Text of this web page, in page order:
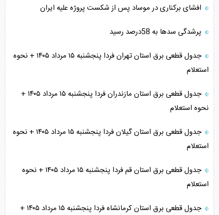
افشای برکناری در موساد پس از شکست پروژه علیه ایران
پرشدگی سدها به 58درصد رسید
جدول قطعی برق استان تهران فردا پنجشنبه ۱۵ مرداد ۱۴۰۵ + نحوه
استعلام
جدول قطعی برق استان مازندران فردا پنجشنبه ۱۵ مرداد ۱۴۰۵ +
نحوه استعلام
جدول قطعی برق استان گیلان فردا پنجشنبه ۱۵ مرداد ۱۴۰۵ + نحوه
استعلام
جدول قطعی برق استان قم فردا پنجشنبه ۱۵ مرداد ۱۴۰۵ + نحوه
استعلام
جدول قطعی برق استان کرمانشاه فردا پنجشنبه ۱۵ مرداد ۱۴۰۵ +